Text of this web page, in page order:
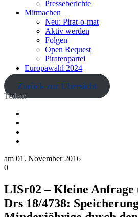
Presseberichte
Mitmachen
Neu: Pirat-o-mat
Aktiv werden
Folgen
Open Request
Piratenpartei
Europawahl 2024
Zurück zur Übersicht
Teilen:
am 01. November 2016
0
LISr02 – Kleine
Drs 18/4738: